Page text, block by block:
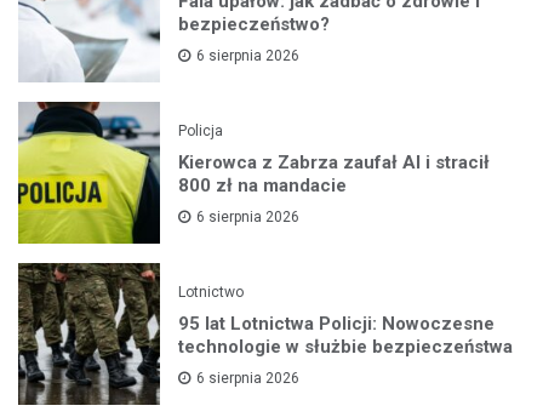
bezpieczeństwo?
6 sierpnia 2026
Policja
Kierowca z Zabrza zaufał AI i stracił
800 zł na mandacie
6 sierpnia 2026
Lotnictwo
95 lat Lotnictwa Policji: Nowoczesne
technologie w służbie bezpieczeństwa
6 sierpnia 2026